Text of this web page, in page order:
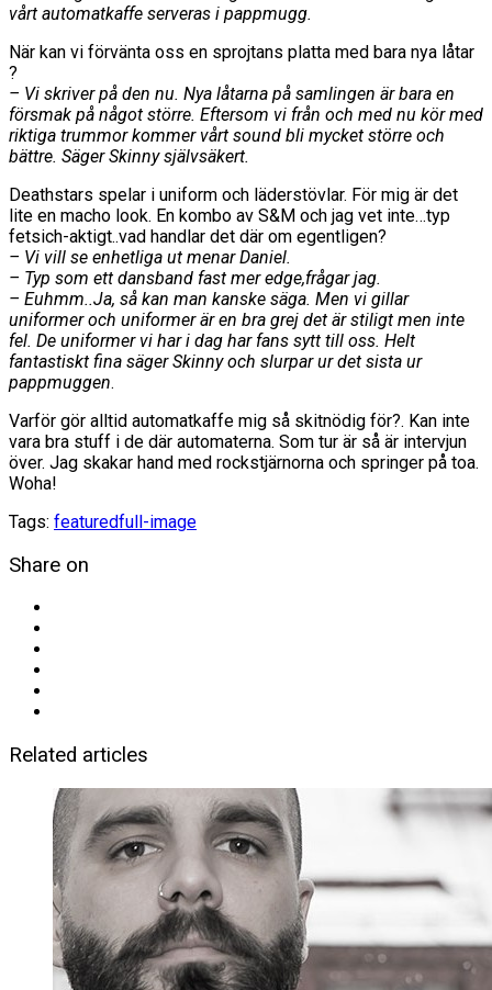
vårt automatkaffe serveras i pappmugg.
När kan vi förvänta oss en sprojtans platta med bara nya låtar
?
– Vi skriver på den nu. Nya låtarna på samlingen är bara en
försmak på något större. Eftersom vi från och med nu kör med
riktiga trummor kommer vårt sound bli mycket större och
bättre. Säger Skinny självsäkert.
Deathstars spelar i uniform och läderstövlar. För mig är det
lite en macho look. En kombo av S&M och jag vet inte…typ
fetsich-aktigt..vad handlar det där om egentligen?
– Vi vill se enhetliga ut menar Daniel.
– Typ som ett dansband fast mer edge,frågar jag.
– Euhmm..Ja, så kan man kanske säga. Men vi gillar
uniformer och uniformer är en bra grej det är stiligt men inte
fel. De uniformer vi har i dag har fans sytt till oss. Helt
fantastiskt fina säger Skinny och slurpar ur det sista ur
pappmuggen.
Varför gör alltid automatkaffe mig så skitnödig för?. Kan inte
vara bra stuff i de där automaterna. Som tur är så är intervjun
över. Jag skakar hand med rockstjärnorna och springer på toa.
Woha!
Tags: featuredfull-image
Share on
Related articles